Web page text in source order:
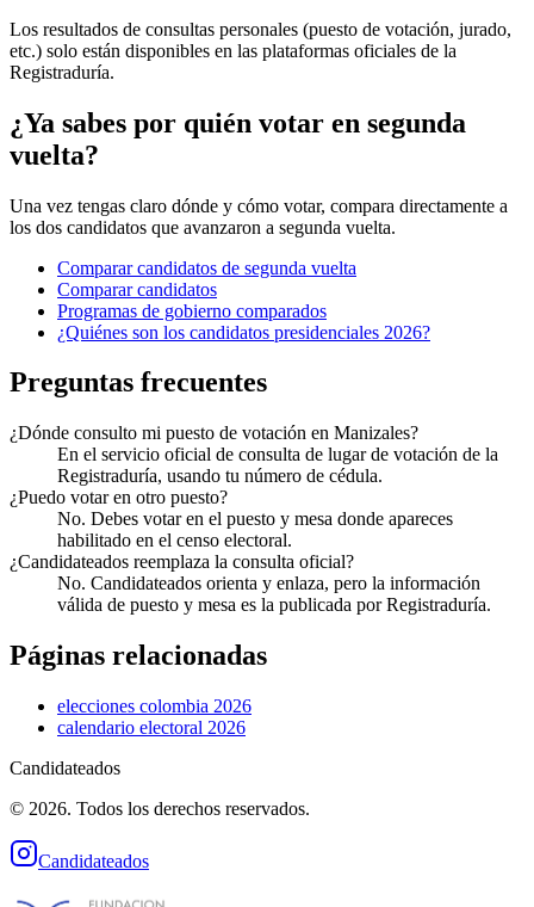
Los resultados de consultas personales (puesto de votación, jurado,
etc.) solo están disponibles en las plataformas oficiales de la
Registraduría.
¿Ya sabes por quién votar en segunda
vuelta?
Una vez tengas claro dónde y cómo votar, compara directamente a
los dos candidatos que avanzaron a segunda vuelta.
Comparar candidatos de segunda vuelta
Comparar candidatos
Programas de gobierno comparados
¿Quiénes son los candidatos presidenciales 2026?
Preguntas frecuentes
¿Dónde consulto mi puesto de votación en Manizales?
En el servicio oficial de consulta de lugar de votación de la
Registraduría, usando tu número de cédula.
¿Puedo votar en otro puesto?
No. Debes votar en el puesto y mesa donde apareces
habilitado en el censo electoral.
¿Candidateados reemplaza la consulta oficial?
No. Candidateados orienta y enlaza, pero la información
válida de puesto y mesa es la publicada por Registraduría.
Páginas relacionadas
elecciones colombia 2026
calendario electoral 2026
Candidateados
© 2026. Todos los derechos reservados.
Candidateados